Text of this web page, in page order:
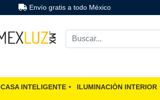
Envío gratis a todo México
CASA INTELIGENTE ILUMINACIÒN INTERIOR